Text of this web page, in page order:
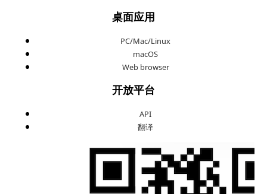
桌面应用
PC/Mac/Linux
macOS
Web browser
开放平台
API
翻译